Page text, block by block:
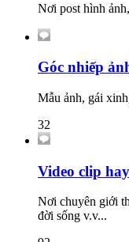
Nơi post hình
Góc nhiếp
Mẫu ảnh, gái
32
Video clip hay
Nơi chuyên giới
đời sống v.v...